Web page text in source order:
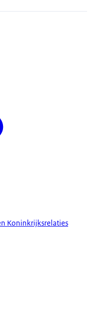
Koninkrijksrelaties